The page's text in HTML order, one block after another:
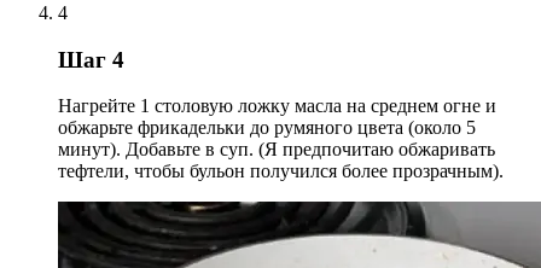
4
Шаг 4
Нагрейте 1 столовую ложку масла на среднем огне и
обжарьте фрикадельки до румяного цвета (около 5
минут). Добавьте в суп. (Я предпочитаю обжаривать
тефтели, чтобы бульон получился более прозрачным).